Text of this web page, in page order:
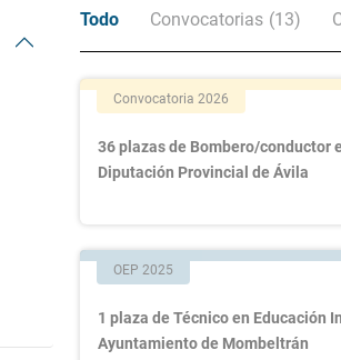
Todo Convocatorias (13)
Convocatoria 2026
36 plazas de Bombero/conductor
Diputación Provincial de Ávila
OEP 2025
1 plaza de Técnico en Educación
Ayuntamiento de Mombeltrán